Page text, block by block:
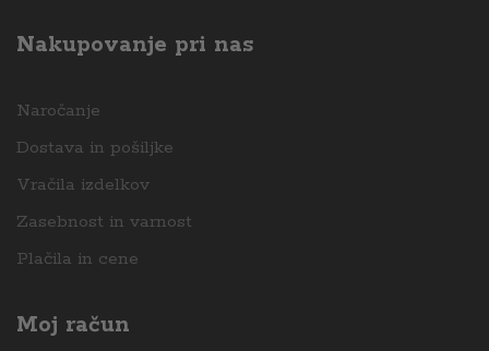
Nakupovanje pri nas
Naročanje
Dostava in pošiljke
Vračila izdelkov
Zasebnost in varnost
Plačila in cene
Moj račun